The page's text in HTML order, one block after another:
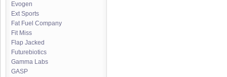
Evogen
Ext Sports
Fat Fuel Company
Fit Miss
Flap Jacked
Futurebiotics
Gamma Labs
GASP